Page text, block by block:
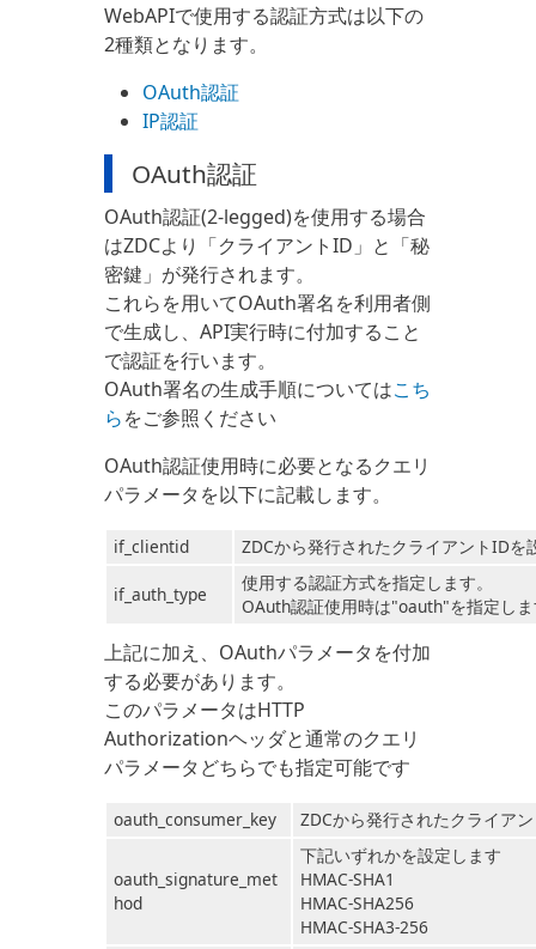
WebAPIで使用する認証方式は以下の
2種類となります。
OAuth認証
IP認証
OAuth認証
OAuth認証(2-legged)を使用する場合
はZDCより「クライアントID」と「秘
密鍵」が発行されます。
これらを用いてOAuth署名を利用者側
で生成し、API実行時に付加すること
で認証を行います。
OAuth署名の生成手順についてはこち
らをご参照ください
OAuth認証使用時に必要となるクエリ
パラメータを以下に記載します。
if_clientid ZDCから発行されたクライアントIDを
if_auth_type
使用する認証方式を指定します。
OAuth認証使用時は"oauth"を指定し
上記に加え、OAuthパラメータを付加
する必要があります。
このパラメータはHTTP
Authorizationヘッダと通常のクエリ
パラメータどちらでも指定可能です
oauth_consumer_key ZDCから発行されたクライア
oauth_signature_met
hod
下記いずれかを設定します
HMAC-SHA1
HMAC-SHA256
HMAC-SHA3-256